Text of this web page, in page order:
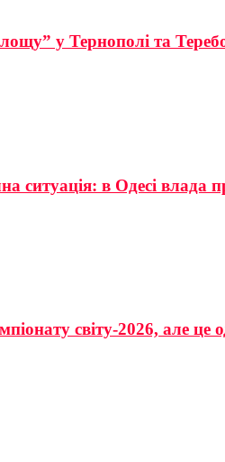
у Тернополі та
ситуація: в Одесі влада
світу-2026, але